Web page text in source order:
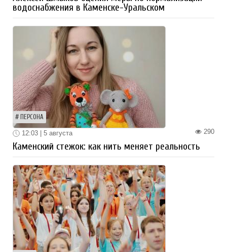
водоснабжения в Каменске-Уральском
ПЕРСОНА
290
12:03 | 5 августа
Каменский стежок: как нить меняет реальность